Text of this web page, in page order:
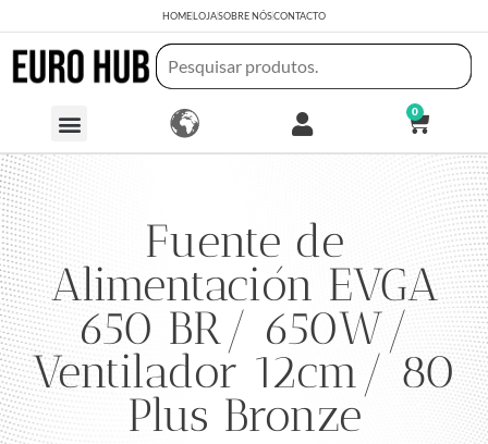
HOMELOJASOBRE NÓSCONTACTO
0
Fuente de
Alimentación EVGA
650 BR/ 650W/
Ventilador 12cm/ 80
Plus Bronze